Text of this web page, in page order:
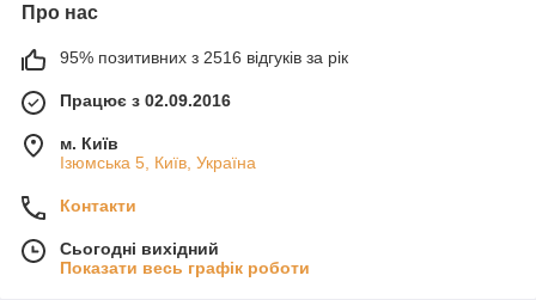
Про нас
95% позитивних з 2516 відгуків за рік
Працює з 02.09.2016
м. Київ
Ізюмська 5, Київ, Україна
Контакти
Сьогодні вихідний
Показати весь графік роботи